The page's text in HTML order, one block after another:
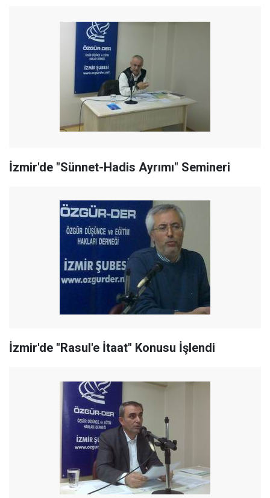
İzmir'de "Sünnet-Hadis Ayrımı" Semineri
İzmir'de "Rasul'e İtaat" Konusu İşlendi